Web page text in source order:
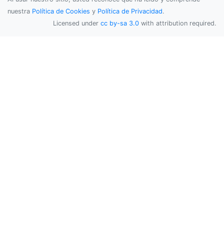
nuestra Política de Cookies y Política de Privacidad.
Licensed under cc by-sa 3.0 with attribution required.